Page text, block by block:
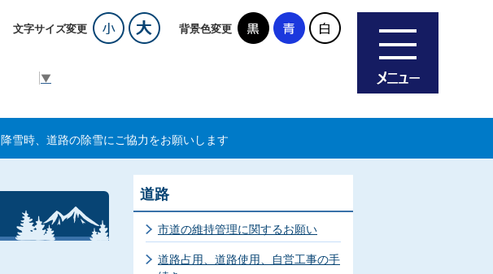
文字サイズ変更 背景色変更
▼
降雪時、道路の除雪にご協力をお願いします
道路
市道の維持管理に関するお願い
道路占用、道路使用、自営工事の手